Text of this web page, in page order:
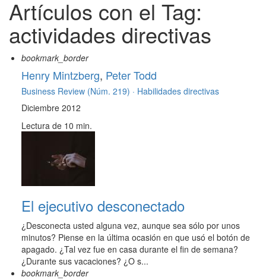
Artículos con el Tag:
actividades directivas
bookmark_border
Henry Mintzberg, Peter Todd
Business Review (Núm. 219) · Habilidades directivas
Diciembre 2012
Lectura de 10 min.
El ejecutivo desconectado
¿Desconecta usted alguna vez, aunque sea sólo por unos
minutos? Piense en la última ocasión en que usó el botón de
apagado. ¿Tal vez fue en casa durante el fin de semana?
¿Durante sus vacaciones? ¿O s...
bookmark_border